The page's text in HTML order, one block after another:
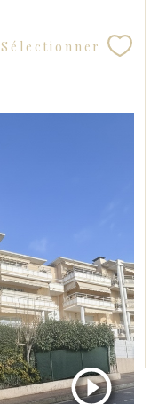
Sélectionner